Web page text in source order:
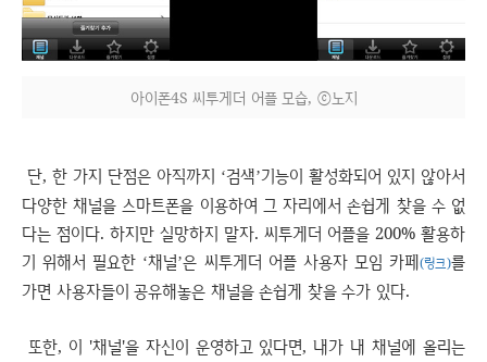
아이폰4S 씨투게더 어플 모습, ⓒ노지
단, 한 가지 단점은 아직까지 ‘검색’기능이 활성화되어 있지 않아서
다양한 채널을 스마트폰을 이용하여 그 자리에서 손쉽게 찾을 수 없
다는 점이다. 하지만 실망하지 말자. 씨투게더 어플을 200% 활용하
기 위해서 필요한 ‘채널’은 씨투게더 어플 사용자 모임 카페(링크)를
가면 사용자들이 공유해놓은 채널을 손쉽게 찾을 수가 있다.
또한, 이 '채널'을 자신이 운영하고 있다면, 내가 내 채널에 올리는